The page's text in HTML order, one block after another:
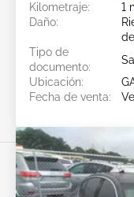
Kilometraje:
1
Daño:
Tipo de
documento:
Ubicación:
Fecha de venta: